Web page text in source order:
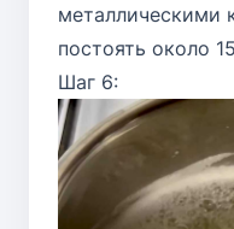
металлическими
постоять около
Шаг 6: